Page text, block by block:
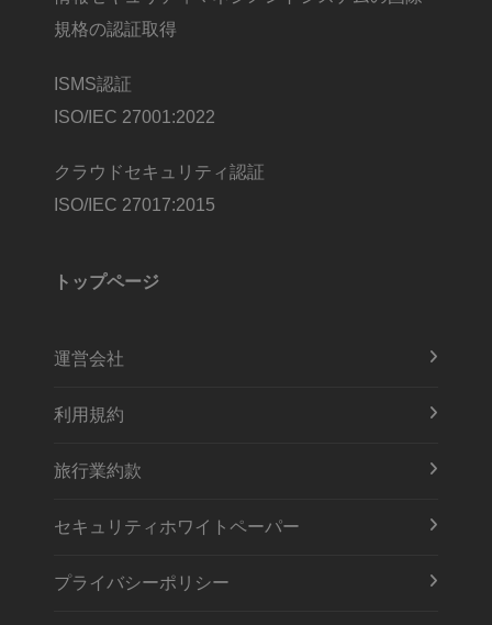
規格の認証取得
ISMS認証
ISO/IEC 27001:2022
クラウドセキュリティ認証
ISO/IEC 27017:2015
トップページ
運営会社
利用規約
旅行業約款
セキュリティホワイトペーパー
プライバシーポリシー